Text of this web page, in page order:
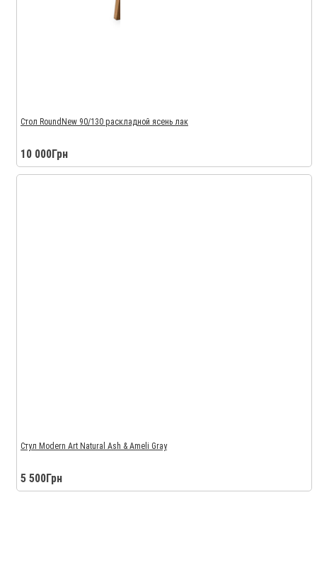
Стол RoundNew 90/130 раскладной ясень лак
10 000Грн
Стул Modern Art Natural Ash & Ameli Gray
5 500Грн